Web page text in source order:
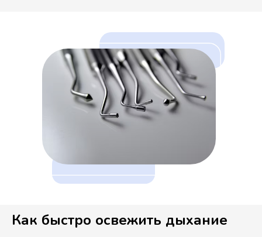
Как быстро освежить дыхание